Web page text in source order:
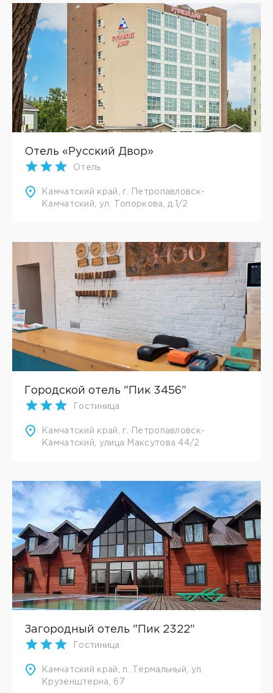
Отель «Русский Двор»
Отель
Камчатский край, г. Петропавловск-
Камчатский, ул. Топоркова, д.1/2
Городской отель "Пик 3456"
Гостиница
Камчатский край, г. Петропавловск-
Камчатский, улица Максутова 44/2
Загородный отель "Пик 2322"
Гостиница
Камчатский край, п. Термальный, ул.
Крузенштерна, 67